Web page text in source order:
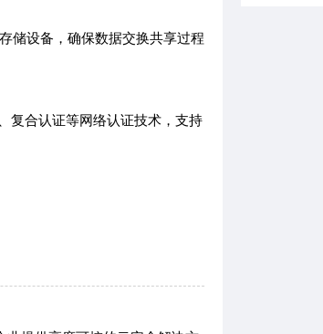
储设备，确保数据交换共享过程
复合认证等网络认证技术，支持